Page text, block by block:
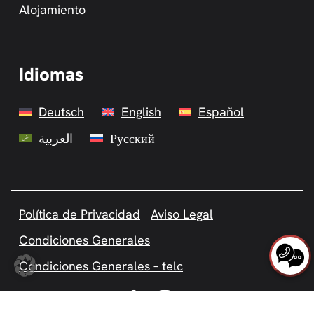
Alojamiento
Idiomas
Deutsch English
Español
العربية
Русский
Política de Privacidad
Aviso Legal
Condiciones Generales
Condiciones Generales – telc